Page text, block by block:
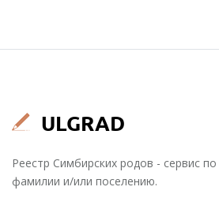
Реестр Симбирских родов - сервис
фамилии и/или поселению.